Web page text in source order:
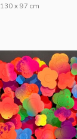
130 x 97 cm